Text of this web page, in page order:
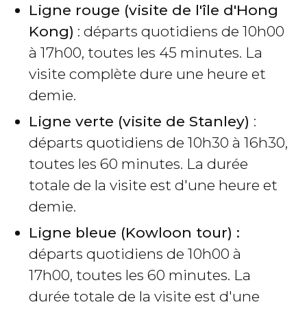
Ligne rouge (visite de l'île d'Hong
Kong) : départs quotidiens de 10h00
à 17h00, toutes les 45 minutes. La
visite complète dure une heure et
demie.
Ligne verte (visite de Stanley) :
départs quotidiens de 10h30 à 16h30,
toutes les 60 minutes. La durée
totale de la visite est d'une heure et
demie.
Ligne bleue (Kowloon tour) :
départs quotidiens de 10h00 à
17h00, toutes les 60 minutes. La
durée totale de la visite est d'une